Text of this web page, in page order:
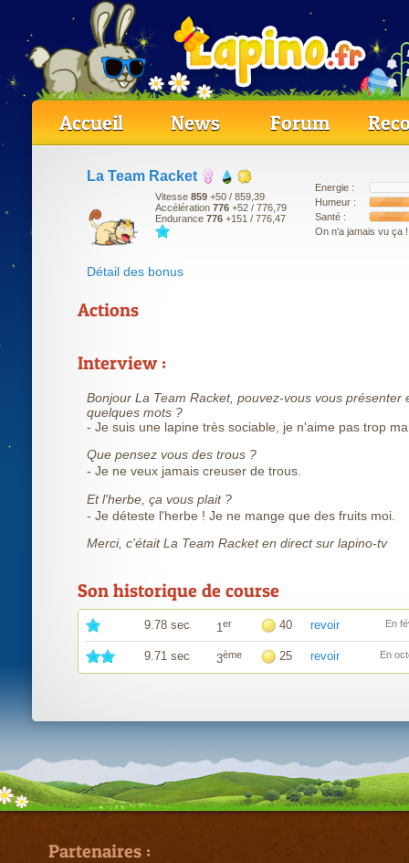
Accueil News Forum
La Team Racket
Vitesse 859 +50 / 859,39
Accélération 776 +52 / 776,79
Endurance 776 +151 / 776,47
Energie :
Humeur :
Santé :
On n'a jamais vu ça
Détail des bonus
Actions
Interview :
Bonjour La Team Racket, pouvez-vous vous présenter
quelques mots ?
- Je suis une lapine très sociable, je n'aime pas trop
Que pensez vous des trous ?
- Je ne veux jamais creuser de trous.
Et l'herbe, ça vous plait ?
- Je déteste l'herbe ! Je ne mange que des fruits moi.
Merci, c'était La Team Racket en direct sur lapino-tv
Son historique de course
9.78 sec 1er 40 revoir En
9.71 sec 3ème 25 revoir En
Partenaires :